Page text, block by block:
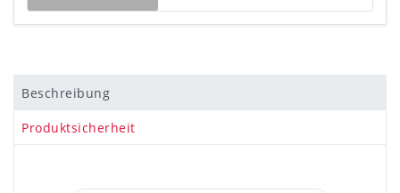
Beschreibung
Produktsicherheit